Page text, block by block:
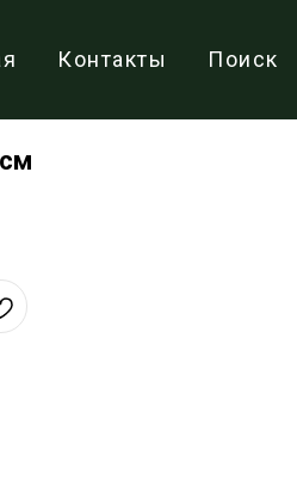
Контакты Поиск